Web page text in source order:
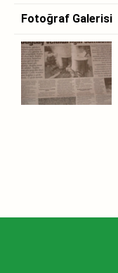
Fotoğraf Galerisi